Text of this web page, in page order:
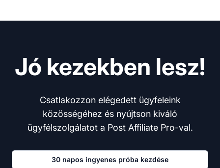
Jó kezekben lesz!
Csatlakozzon elégedett ügyfeleink
közösségéhez és nyújtson kiváló
ügyfélszolgálatot a Post Affiliate Pro-val.
30 napos ingyenes próba kezdése